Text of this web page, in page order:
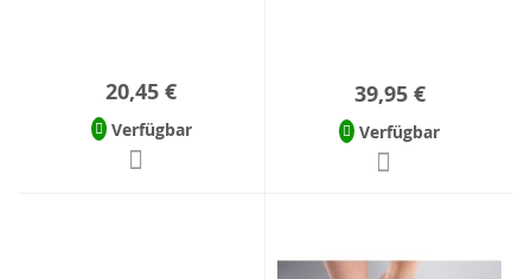
20,45 €
Verfügbar
39,95 €
Verfügbar